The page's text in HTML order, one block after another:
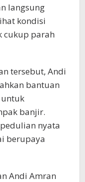
langsung
kondisi
cukup parah
tersebut, Andi
bantuan
untuk
banjir.
nyata
berupaya
Andi Amran